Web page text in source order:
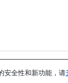
安全性和新功能，请